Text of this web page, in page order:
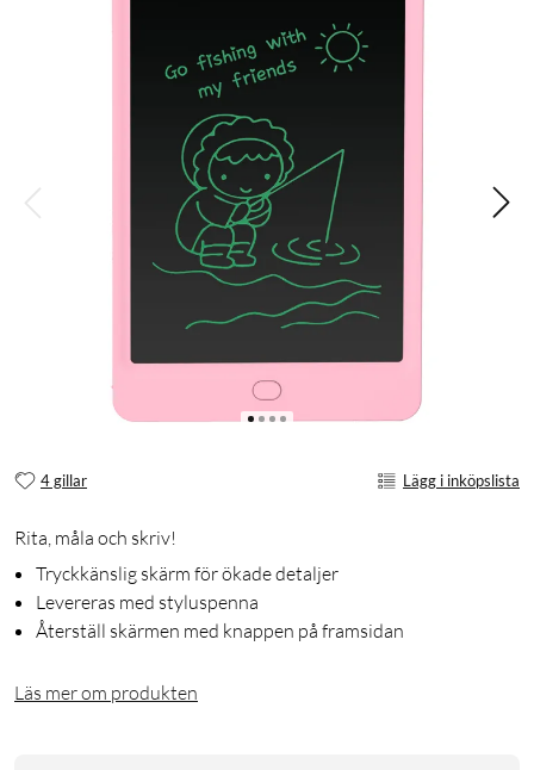
4 gillar Lägg i inköpslista
Rita, måla och skriv!
Tryckkänslig skärm för ökade detaljer
Levereras med styluspenna
Återställ skärmen med knappen på framsidan
Läs mer om produkten